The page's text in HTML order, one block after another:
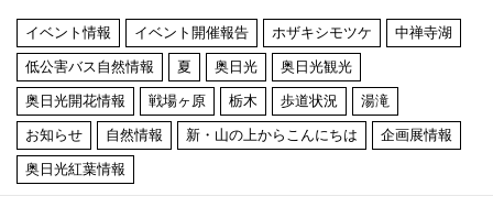
イベント情報 イベント開催報告 ホザキシモツケ 中禅寺湖
低公害バス自然情報 夏 奥日光 奥日光観光
奥日光開花情報 戦場ヶ原 栃木 歩道状況 湯滝
お知らせ 自然情報 新・山の上からこんにちは 企画展情報
奥日光紅葉情報